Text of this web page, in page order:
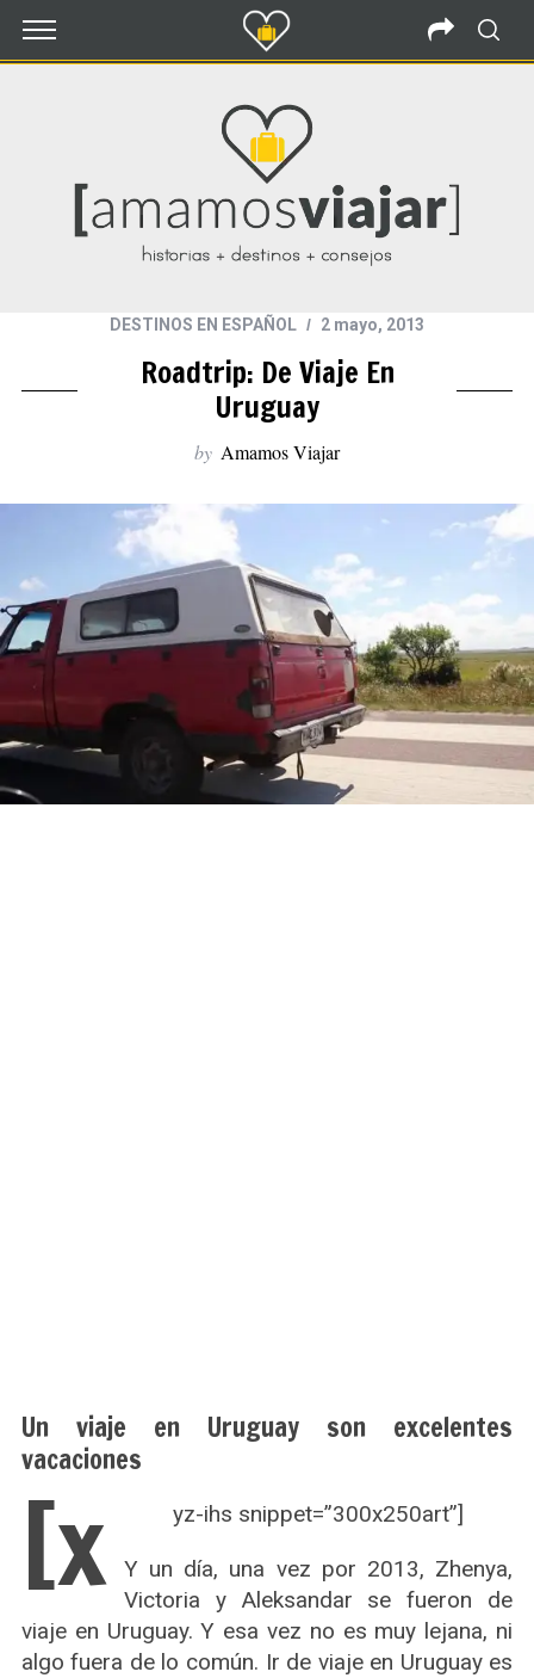
DESTINOS EN ESPAÑOL 2 mayo, 2013
Roadtrip: De Viaje En
Uruguay
by Amamos Viajar
Un viaje en Uruguay son excelentes
vacaciones
[x
yz-ihs snippet=”300x250art”]
Y un día, una vez por 2013, Zhenya,
Victoria y Aleksandar se fueron de
viaje en Uruguay. Y esa vez no es muy lejana, ni
algo fuera de lo común. Ir de viaje en Uruguay es